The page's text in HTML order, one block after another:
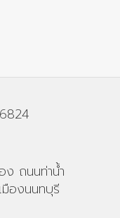
ง ถนนท่าน้ำ
องนนทบุรี